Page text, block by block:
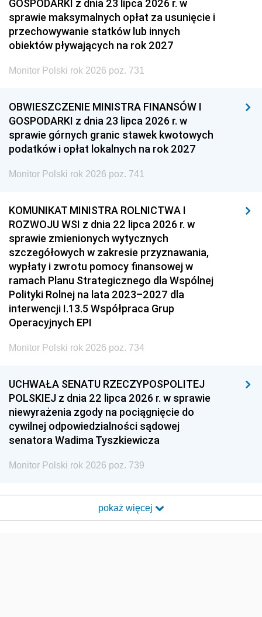
GOSPODARKI z dnia 23 lipca 2026 r. w
sprawie maksymalnych opłat za usunięcie i
przechowywanie statków lub innych
obiektów pływających na rok 2027
Monitor Polski rok 2026 poz. 731
OBWIESZCZENIE MINISTRA FINANSÓW I
GOSPODARKI z dnia 23 lipca 2026 r. w
sprawie górnych granic stawek kwotowych
podatków i opłat lokalnych na rok 2027
Monitor Polski rok 2026 poz. 741
KOMUNIKAT MINISTRA ROLNICTWA I
ROZWOJU WSI z dnia 22 lipca 2026 r. w
sprawie zmienionych wytycznych
szczegółowych w zakresie przyznawania,
wypłaty i zwrotu pomocy finansowej w
ramach Planu Strategicznego dla Wspólnej
Polityki Rolnej na lata 2023–2027 dla
interwencji I.13.5 Współpraca Grup
Operacyjnych EPI
Monitor Polski rok 2026 poz. 734
UCHWAŁA SENATU RZECZYPOSPOLITEJ
POLSKIEJ z dnia 22 lipca 2026 r. w sprawie
niewyrażenia zgody na pociągnięcie do
cywilnej odpowiedzialności sądowej
senatora Wadima Tyszkiewicza
Monitor Polski rok 2026 poz. 739
pokaż więcej